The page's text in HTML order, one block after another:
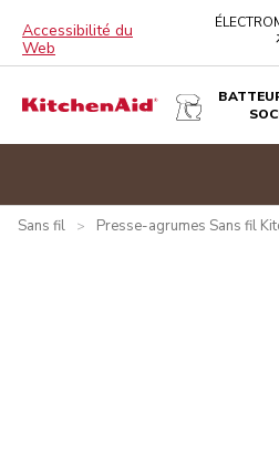
Accessibilité du
Web
Sans fil > Presse-agrumes Sans fil
Qu’y a-t-il dans